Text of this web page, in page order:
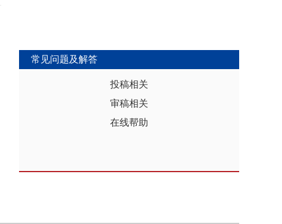
弱，表明资本充裕家庭可依靠自有资源满足教育需求，降低对债务融资的依
赖。第三，异质性分析结果显示，债务多元化水平较低、主要依赖内源融资
以及城镇的家庭在杠杆上升时更倾向于增加更多的教育投资。第四，进一步
讨论后发现，家庭杠杆与教育投资之间存在倒“U”型的非线性关系，当家庭财
务压力较轻时，杠杆上升会促使家庭增加教育投入，但财务负担过重时则导
致教育支出削减，说明适度杠杆可缓解流动性约束并支撑教育投入，而过度
常见问题及解答
投稿相关
审稿相关
在线帮助